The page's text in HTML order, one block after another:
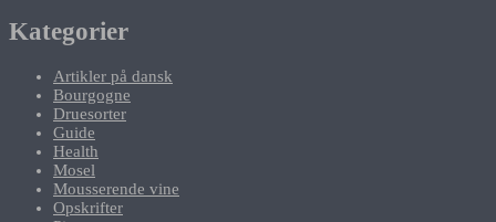
Kategorier
Artikler på dansk
Bourgogne
Druesorter
Guide
Health
Mosel
Mousserende vine
Opskrifter